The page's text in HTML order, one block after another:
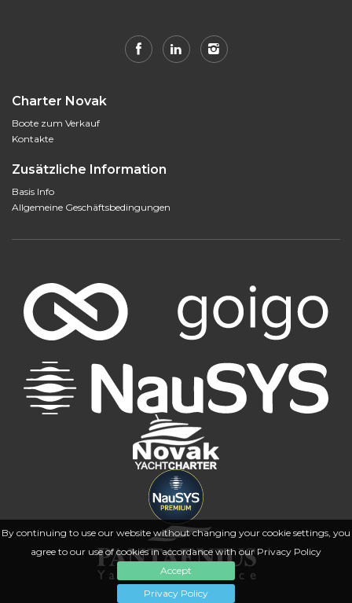
By continuing to use our website without changing your cookie settings, you
agree to our use of cookies in accordance with our Privacy Policy
Accept
Privacy Policy
Charter Novak
Boote zum Verkauf
Kontakte
Zusätzliche Information
Basis Info
Allgemeine Geschäftsbedingungen